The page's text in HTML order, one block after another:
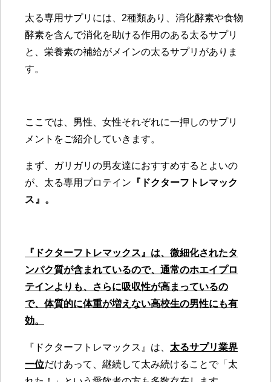
太る専用サプリには、2種類あり、消化酵素や食物
酵素を含んで消化を助ける作用のある太るサプリ
と、栄養素の補給がメインの太るサプリがありま
す。
ここでは、男性、女性それぞれに一押しのサプリ
メントをご紹介していきます。
まず、ガリガリの男友達におすすめするとよいの
が、太る専用プロテイン 『ドクターフトレマック
ス 』。
『ドクターフトレマックス』は、微細化されたタ
ンパク質が含まれているので、通常のホエイプロ
テインよりも、さらに吸収性が高まっているの
で、体質的に体重が増えない高校生の男性にも有
効。
『ドクターフトレマックス』は、 太るサプリ業界
一位だけあって、継続して太み続けることで「太